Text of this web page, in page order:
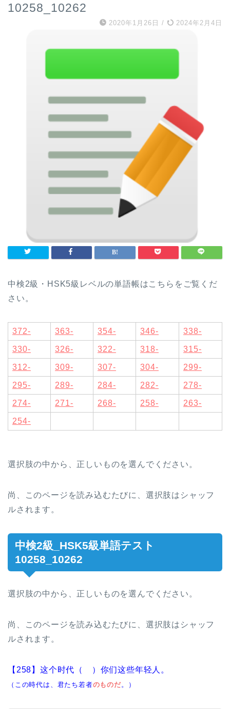
10258_10262
2020年1月26日 / 2024年2月4日
中検2級・HSK5級レベルの単語帳はこちらをご覧くだ
さい。
372- 363- 354- 346- 338-
330- 326- 322- 318- 315-
312- 309- 307- 304- 299-
295- 289- 284- 282- 278-
274- 271- 268- 258- 263-
254-
選択肢の中から、正しいものを選んでください。
尚、このページを読み込むたびに、選択肢はシャッフ
ルされます。
中検2級_HSK5級単語テスト
10258_10262
選択肢の中から、正しいものを選んでください。
尚、このページを読み込むたびに、選択肢はシャッフ
ルされます。
【258】这个时代（ ）你们这些年轻人。
（この時代は、君たち若者のものだ。）